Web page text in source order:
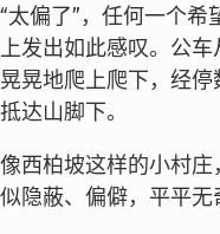
“太偏了”，任何一个
上发出如此感叹。公
晃晃地爬上爬下，经
抵达山脚下。
像西柏坡这样的小村
似隐蔽、偏僻，平平无